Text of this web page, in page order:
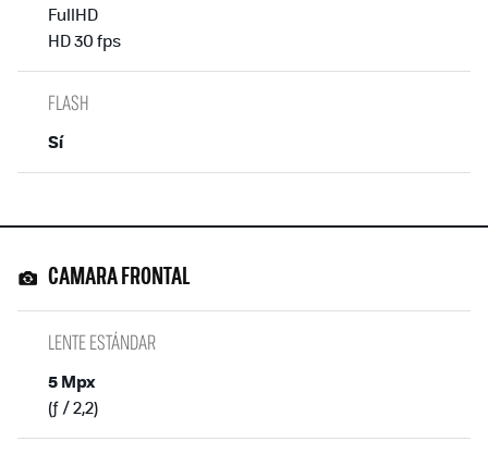
FullHD
HD 30 fps
FLASH
Sí
CAMARA FRONTAL
LENTE ESTÁNDAR
5 Mpx
(ƒ / 2,2)